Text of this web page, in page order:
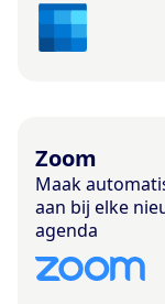
Zoom
Maak
aan bij elke
agenda